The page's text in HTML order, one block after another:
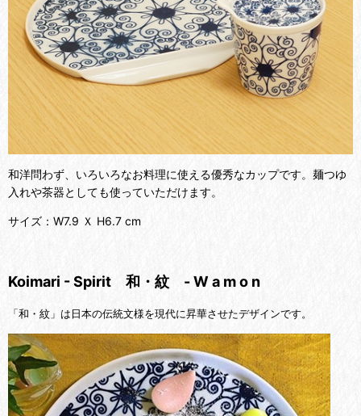
和洋問わず、いろいろなお料理に使える優秀なカップです。麺つゆ
入れや茶器としても使っていただけます。
サイズ：W7.9 Ｘ H6.7 cm
Koimari - Spirit 和・紋 - W a m o n
「和・紋」は日本の伝統文様を現代に昇華させたデザインです。